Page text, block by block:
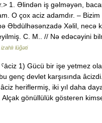
1. Əlindən iş gəlməyən,
O çox aciz adamdır. –
Əbdülhəsənzadə Xəlil, necə
C. M.. // Nə edəcəyini
lüğəti
1) Gücü bir işe yetmez
genç devlet karşısında
heriflermiş, iki yıl daha
Alçak gönüllülük gösteren